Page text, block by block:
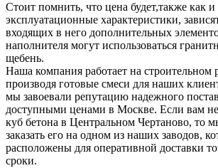
Стоит помнить, что цена будет,также как
эксплуатационные характеристики,
входящих в него дополнительных
наполнителя могут использоваться
щебень.
Наша компания работает на строительном
производя готовые смеси для наших
мы завоевали репутацию надежного
доступными ценами в Москве. Если вам
куб бетона в Центральном Чертаново, то
заказать его на одном из наших заводов,
расположены для оперативной доставки
сроки.